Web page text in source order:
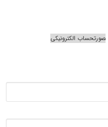
صورتحساب الکترونیکی